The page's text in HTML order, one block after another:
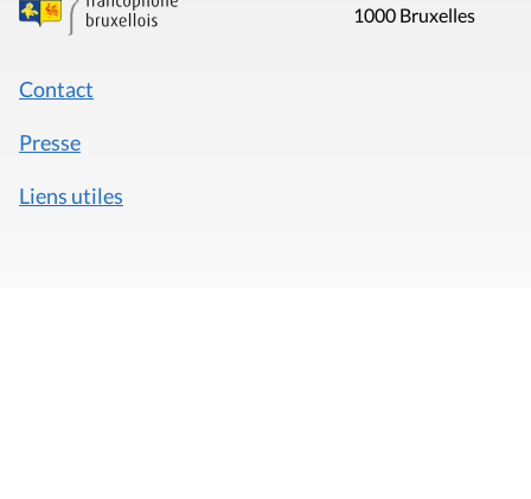
1000 Bruxelles
Contact
Presse
Liens utiles